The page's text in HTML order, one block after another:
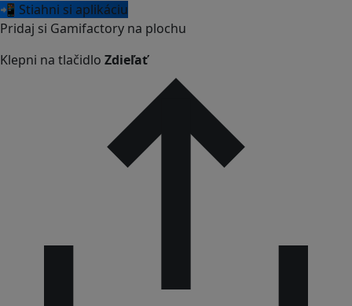
📲 Stiahni si aplikáciu
Pridaj si Gamifactory na plochu
Klepni na tlačidlo Zdieľať